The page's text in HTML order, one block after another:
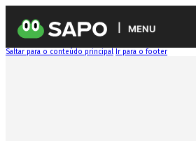
MENU
Saltar para o conteúdo principal Ir para o footer